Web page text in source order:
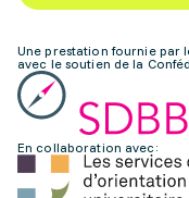
Une prestation fournie par
avec le soutien de la
En collaboration avec: